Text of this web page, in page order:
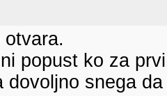
popust ko za
dovoljno snega